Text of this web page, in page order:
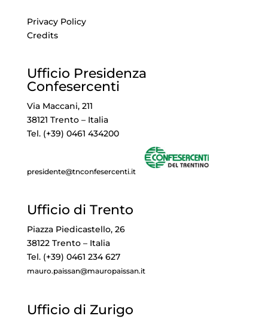
Privacy Policy
Credits
Ufficio Presidenza
Confesercenti
Via Maccani, 211
38121 Trento – Italia
Tel. (+39) 0461 434200
presidente@tnconfesercenti.it
Ufficio di Trento
Piazza Piedicastello, 26
38122 Trento – Italia
Tel. (+39) 0461 234 627
mauro.paissan@mauropaissan.it
Ufficio di Zurigo